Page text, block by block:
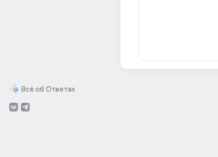
Всё об Ответах